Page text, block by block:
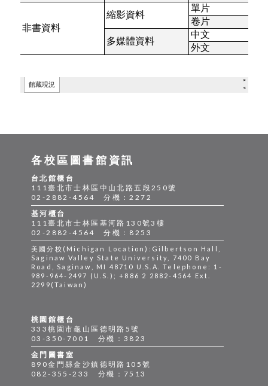
桃園館櫃台
333桃園市龜山區德明路5號
03-350-7001 分機：3823
金門圖書室
890金門縣金沙鎮德明路105號
082-355-233 分機：7513
各校區圖書館資訊
台北館櫃台
111臺北市士林區中山北路五段250號
02-2882-4564 分機：2272
基河櫃台
111臺北市士林區基河路130號3樓
02-2882-4564 分機：8253
美國分校(Michigan Location):Gilbertson Hall,
Saginaw Valley State University, 7400 Bay
Road, Saginaw, MI 48710 U.S.A. Telephone: 1-
989-964-2497 (U.S.); +886 2 2882-4564 Ext.
2299(Taiwan)